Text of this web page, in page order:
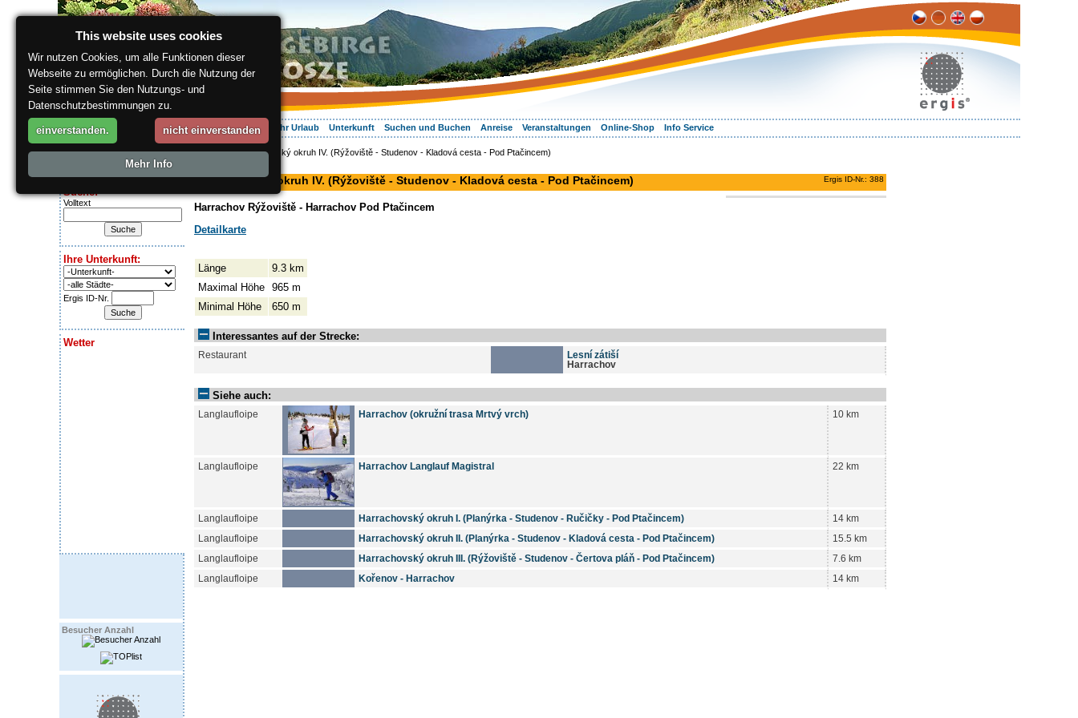
Über die Region Aktiv Erleben Entspannung Ihr Urlaub Unterkunft Suchen und Buchen Anreise Veranstaltungen Online-Shop Info Service
Friday 7.08.2026
Suche:
Volltext
Ihre Unterkunft:
Ergis ID-Nr.
Wetter
Besucher Anzahl
ergis.cz> Harrachovský okruh IV. (Rýžoviště - Studenov - Kladová cesta - Pod Ptačincem)
Ergis ID-Nr.: 388
Harrachovský okruh IV. (Rýžoviště - Studenov - Kladová cesta - Pod Ptačincem)
Harrachov Rýžoviště - Harrachov Pod Ptačincem
Detailkarte
Länge
9.3 km
Maximal Höhe 965 m
Minimal Höhe
650 m
Interessantes auf der Strecke:
Restaurant
Lesní zátiší
Harrachov
Siehe auch:
Langlaufloipe Harrachov (okružní trasa Mrtvý vrch) 10 km
Langlaufloipe Harrachov Langlauf Magistral 22 km
Langlaufloipe Harrachovský okruh I. (Planýrka - Studenov - Ručičky - Pod Ptačincem) 14 km
Langlaufloipe Harrachovský okruh II. (Planýrka - Studenov - Kladová cesta - Pod Ptačincem) 15.5 km
Langlaufloipe Harrachovský okruh III. (Rýžoviště - Studenov - Čertova pláň - Pod Ptačincem) 7.6 km
Langlaufloipe Kořenov - Harrachov 14 km
This website uses cookies
Wir nutzen Cookies, um alle Funktionen dieser
Webseite zu ermöglichen. Durch die Nutzung der
Seite stimmen Sie den Nutzungs- und
Datenschutzbestimmungen zu.
einverstanden. nicht einverstanden
Mehr Info